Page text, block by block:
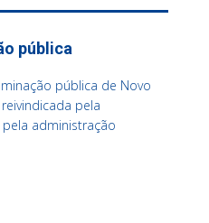
pública
pública de Novo
pela
administração